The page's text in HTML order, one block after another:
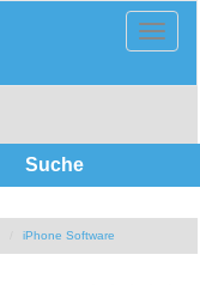
Suche
iPhone Software